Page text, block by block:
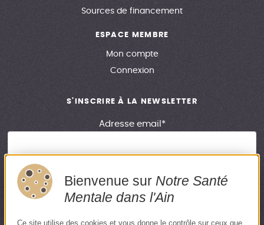
Sources de financement
ESPACE MEMBRE
Mon compte
Connexion
S'INSCRIRE À LA NEWSLETTER
Adresse email*
En renseignant votre adresse email, vous acceptez de recevoir
notre newsletter. Si vous souhaitez vous désinscrire, merci de
Bienvenue sur Notre Santé
Mentale dans l'Ain
Ce site utilise des cookies et vous donne le contrôle sur ceux que